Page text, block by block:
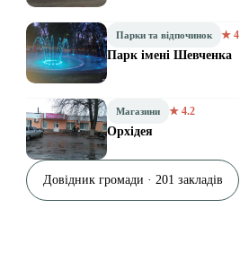
Парки та відпочинок ★ 4
Парк імені Шевченка
Магазини ★ 4.2
Орхідея
Довідник громади · 201 закладів